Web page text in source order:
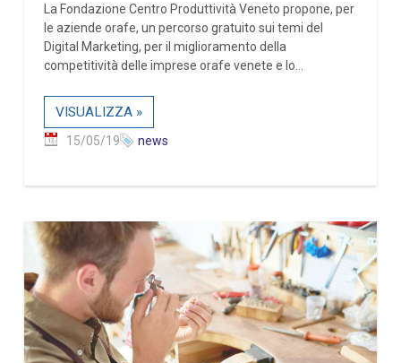
La Fondazione Centro Produttività Veneto propone, per
le aziende orafe, un percorso gratuito sui temi del
Digital Marketing, per il miglioramento della
competitività delle imprese orafe venete e lo...
VISUALIZZA »
15/05/19 news